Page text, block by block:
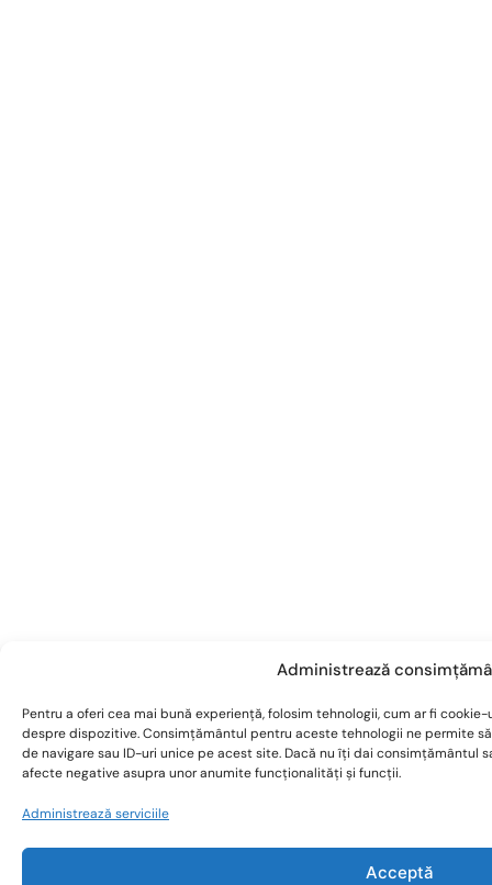
Administrează
Pentru a oferi cea mai bună experiență, folosim tehnologii, cum ar fi
despre dispozitive. Consimțământul pentru aceste tehnologii ne permite
de navigare sau ID-uri unice pe acest site. Dacă nu îți dai consimțământul
afecte negative asupra unor anumite funcționalități și funcții.
Administrează serviciile
Acceptă